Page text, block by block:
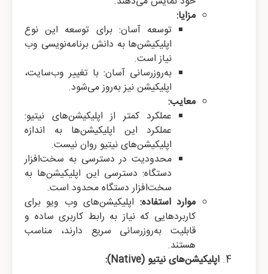
مزایا:
توسعه آسان: برای توسعه این نوع
اپلیکیشن‌ها به دانش برنامه‌نویسی وب
نیاز است.
به‌روزرسانی آسان: با تغییر وب‌سایت،
اپلیکیشن نیز به‌روز می‌شود.
معایب:
عملکرد کمتر از اپلیکیشن‌های نیتیو:
عملکرد این اپلیکیشن‌ها به اندازه
اپلیکیشن‌های نیتیو روان نیست.
محدودیت در دسترسی به سخت‌افزار
دستگاه: دسترسی این اپلیکیشن‌ها به
سخت‌افزار دستگاه محدود است.
موارد استفاده: اپلیکیشن‌های وب ویو برای
کاربردهایی که نیاز به رابط کاربری ساده و
قابلیت به‌روزرسانی سریع دارند، مناسب
هستند.
اپلیکیشن‌های نیتیو (Native):